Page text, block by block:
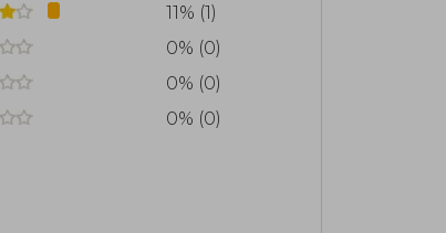
11% (1)
0% (0)
0% (0)
0% (0)